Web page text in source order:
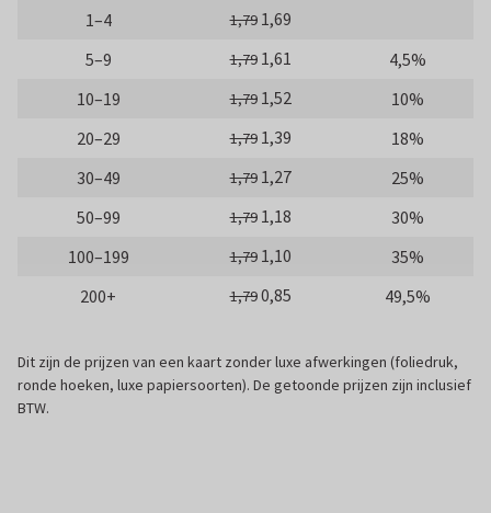
1–4 1,79 1,69
5–9
1,79 1,61
4,5%
10–19
1,79 1,52
10%
20–29
1,79 1,39
18%
30–49
1,79 1,27
25%
50–99
1,79 1,18
30%
100–199
1,79 1,10
35%
200+
1,790,85 49,5%
Dit zijn de prijzen van een kaart zonder luxe afwerkingen (foliedruk,
ronde hoeken, luxe papiersoorten). De getoonde prijzen zijn inclusief
BTW.